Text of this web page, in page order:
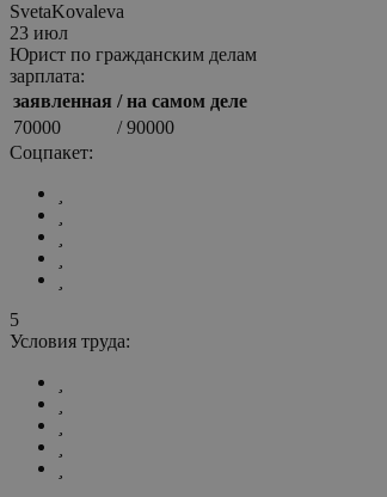
SvetaKovaleva
23 июл
Юрист по гражданским делам
зарплата:
заявленная / на самом деле
70000
/ 90000
Соцпакет:
5
Условия труда: